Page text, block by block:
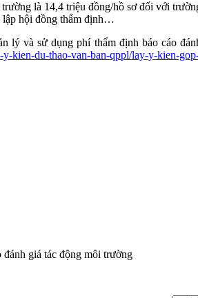
là 14,4 triệu đồng/hồ sơ đối với
lập hội đồng thẩm định…
lý và sử dụng phí thẩm định báo cáo
kien-du-thao-van-ban-qppl/lay-y-kien-
giá tác động môi trường